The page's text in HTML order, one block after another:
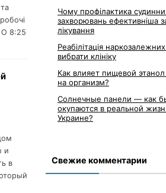
О 8:25
и
в
Чому профілактика
захворювань ефективніша
лікування
Реабілітація
вибрати клініку
Как влияет пищевой этанол
на организм?
Солнечные панели — как
окупаются в реальной
Украине?
Свежие комментарии